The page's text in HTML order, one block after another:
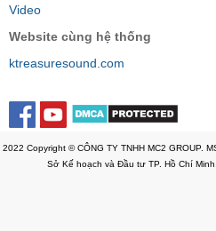
Video
Website cùng hệ thống
ktreasuresound.com
2022 Copyright © CÔNG TY TNHH MC2 GROUP.
Sở Kế hoạch và Đầu tư TP. Hồ Chí